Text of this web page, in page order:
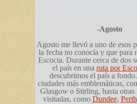
-Agosto
Agosto me llevó a uno de esos
la fecha no conocía y que para
Escocia. Durante cerca de dos
el país en una ruta por
descubrimos el país a
ciudades más emblemáticas,
Glasgow o Stirling, hasta otras
visitadas, como Dundee, Perth